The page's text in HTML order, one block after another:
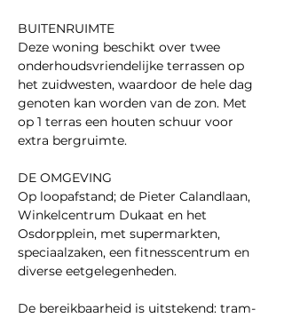
BUITENRUIMTE
Deze woning beschikt over twee
onderhoudsvriendelijke terrassen op
het zuidwesten, waardoor de hele dag
genoten kan worden van de zon. Met
op 1 terras een houten schuur voor
extra bergruimte.
DE OMGEVING
Op loopafstand; de Pieter Calandlaan,
Winkelcentrum Dukaat en het
Osdorpplein, met supermarkten,
speciaalzaken, een fitnesscentrum en
diverse eetgelegenheden.
De bereikbaarheid is uitstekend: tram-